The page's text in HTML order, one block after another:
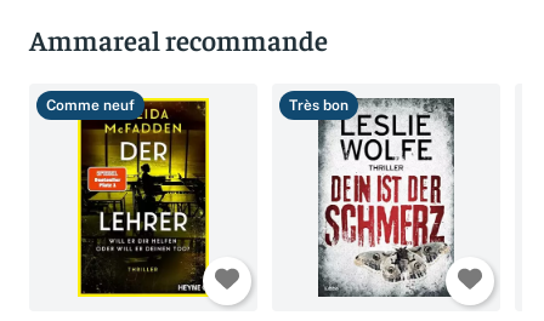
Ammareal recommande
Comme neuf Très bon